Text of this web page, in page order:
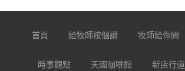
首頁 給牧師按個讚 牧師給你問
時事觀點 天國咖啡館 新店行